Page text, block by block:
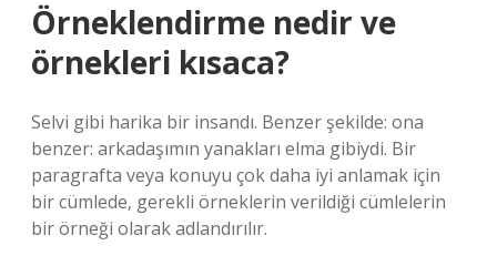
Örneklendirme nedir ve
örnekleri kısaca?
Selvi gibi harika bir insandı. Benzer şekilde: ona
benzer: arkadaşımın yanakları elma gibiydi. Bir
paragrafta veya konuyu çok daha iyi anlamak için
bir cümlede, gerekli örneklerin verildiği cümlelerin
bir örneği olarak adlandırılır.